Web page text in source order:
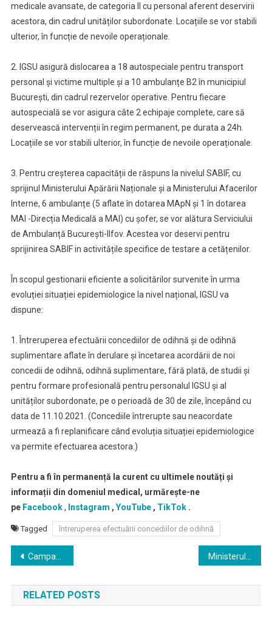
medicale avansate, de categoria II cu personal aferent deservirii
acestora, din cadrul unităților subordonate. Locațiile se vor stabili
ulterior, în funcție de nevoile operaționale.
2. IGSU asigură dislocarea a 18 autospeciale pentru transport
personal și victime multiple și a 10 ambulanțe B2 în municipiul
București, din cadrul rezervelor operative. Pentru fiecare
autospecială se vor asigura câte 2 echipaje complete, care să
deservească intervenții în regim permanent, pe durata a 24h.
Locațiile se vor stabili ulterior, în funcție de nevoile operaționale.
3. Pentru creșterea capacității de răspuns la nivelul SABIF, cu
sprijinul Ministerului Apărării Naționale și a Ministerului Afacerilor
Interne, 6 ambulanțe (5 aflate în dotarea MApN și 1 în dotarea
MAI -Direcția Medicală a MAI) cu șofer, se vor alătura Serviciului
de Ambulanță București-Ilfov. Acestea vor deservi pentru
sprijinirea SABIF in activitățile specifice de testare a cetățenilor.
În scopul gestionarii eficiente a solicitărilor survenite în urma
evoluției situației epidemiologice la nivel național, IGSU va
dispune:
1. Întreruperea efectuării concediilor de odihnă și de odihnă
suplimentare aflate în derulare și încetarea acordării de noi
concedii de odihnă, odihnă suplimentare, fără plată, de studii și
pentru formare profesională pentru personalul IGSU și al
unităților subordonate, pe o perioadă de 30 de zile, începând cu
data de 11.10.2021. (Concediile întrerupte sau neacordate
urmează a fi replanificare când evoluția situației epidemiologice
va permite efectuarea acestora.)
Pentru a fi în permanență la curent cu ultimele noutăți și
informații din domeniul medical, urmărește-ne
pe Facebook, Instagram , YouTube, TikTok.
Tagged întreruperea efectuării concediilor de odihnă
Navigare
în
articole
Campania anuală de vaccinare antigripală gratuită a Ministerului Sănătăţii va demara săptămâna viitoare
RELATED POSTS